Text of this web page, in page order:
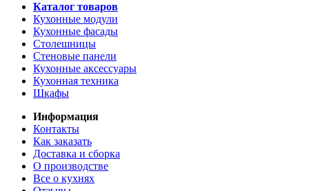
Каталог товаров
Кухонные модули
Кухонные фасады
Столешницы
Стеновые панели
Кухонные аксессуары
Кухонная техника
Шкафы
Информация
Контакты
Как заказать
Доставка и сборка
О производстве
Все о кухнях